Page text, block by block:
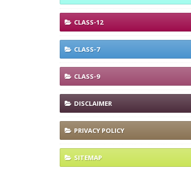
CLASS-12
CLASS-7
CLASS-9
DISCLAIMER
PRIVACY POLICY
SITEMAP